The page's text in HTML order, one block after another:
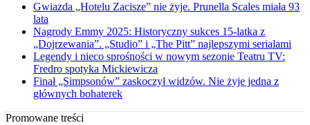
Gwiazda „Hotelu Zacisze” nie żyje. Prunella Scales miała 93
lata
Nagrody Emmy 2025: Historyczny sukces 15-latka z
„Dojrzewania”. „Studio” i „The Pitt” najlepszymi serialami
Legendy i nieco sprośności w nowym sezonie Teatru TV:
Fredro spotyka Mickiewicza
Finał „Simpsonów” zaskoczył widzów. Nie żyje jedna z
głównych bohaterek
Promowane treści